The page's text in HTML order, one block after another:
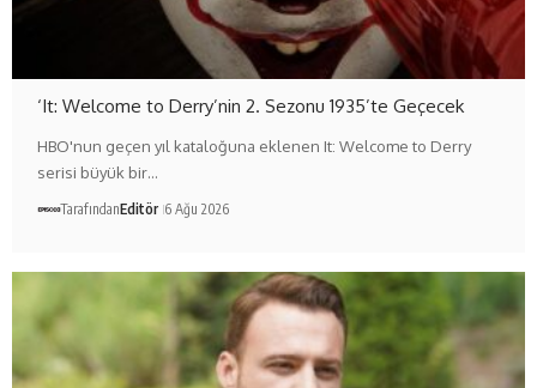
‘It: Welcome to Derry’nin 2. Sezonu 1935’te Geçecek
HBO'nun geçen yıl kataloğuna eklenen It: Welcome to Derry
serisi büyük bir…
TarafındanEditör 6 Ağu 2026